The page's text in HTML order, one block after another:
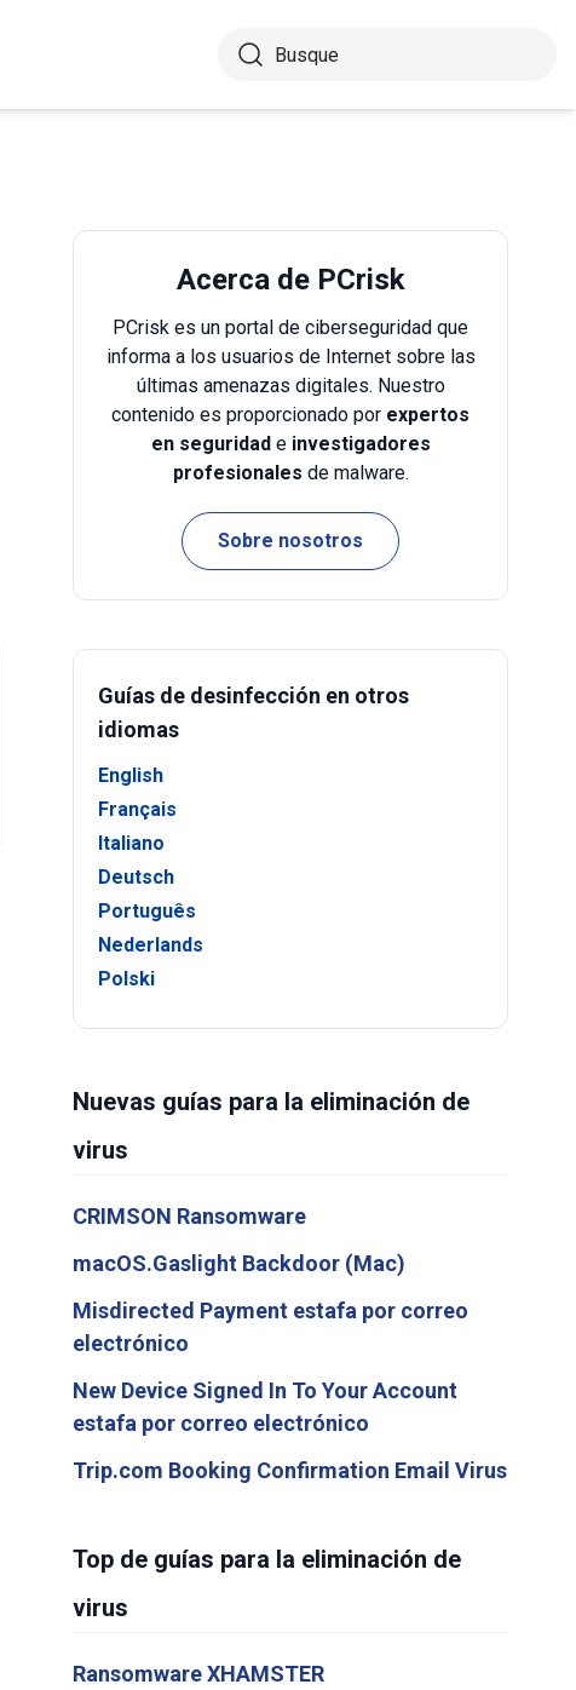
Acerca de PCrisk
PCrisk es un portal de ciberseguridad que
informa a los usuarios de Internet sobre las
últimas amenazas digitales. Nuestro
contenido es proporcionado por expertos
en seguridade investigadores
profesionales de malware.
Sobre nosotros
Guías de desinfección en otros
idiomas
English
Français
Italiano
Deutsch
Português
Nederlands
Polski
Nuevas guías para la eliminación de
virus
CRIMSON Ransomware
macOS.Gaslight Backdoor (Mac)
Misdirected Payment estafa por correo
electrónico
New Device Signed In To Your Account
estafa por correo electrónico
Trip.com Booking Confirmation Email Virus
Top de guías para la eliminación de
virus
Ransomware XHAMSTER